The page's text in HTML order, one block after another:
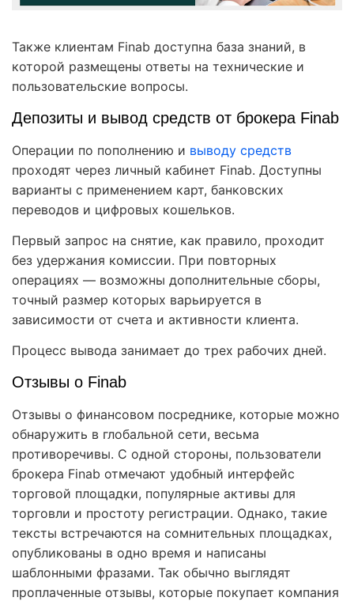
Также клиентам Finab доступна база знаний, в
которой размещены ответы на технические и
пользовательские вопросы.
Депозиты и вывод средств от брокера Finab
Операции по пополнению и выводу средств
проходят через личный кабинет Finab. Доступны
варианты с применением карт, банковских
переводов и цифровых кошельков.
Первый запрос на снятие, как правило, проходит
без удержания комиссии. При повторных
операциях — возможны дополнительные сборы,
точный размер которых варьируется в
зависимости от счета и активности клиента.
Процесс вывода занимает до трех рабочих дней.
Отзывы о Finab
Отзывы о финансовом посреднике, которые можно
обнаружить в глобальной сети, весьма
противоречивы. С одной стороны, пользователи
брокера Finab отмечают удобный интерфейс
торговой площадки, популярные активы для
торговли и простоту регистрации. Однако, такие
тексты встречаются на сомнительных площадках,
опубликованы в одно время и написаны
шаблонными фразами. Так обычно выглядят
проплаченные отзывы, которые покупает компания